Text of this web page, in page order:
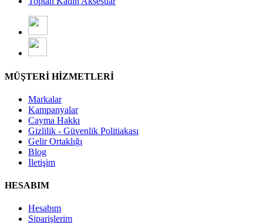
MÜŞTERİ HİZMETLERİ
Markalar
Kampanyalar
Cayma Hakkı
Gizlilik - Güvenlik Politiakası
Gelir Ortaklığı
Blog
İletişim
HESABIM
Hesabım
Siparişlerim